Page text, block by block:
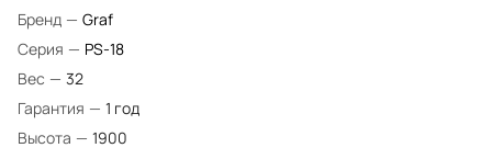
Бренд — Graf
Серия — PS-18
Вес — 32
Гарантия — 1 год
Высота — 1900